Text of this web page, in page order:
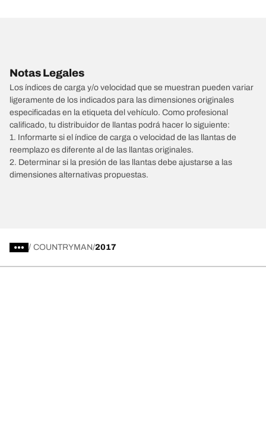
Notas Legales
Los índices de carga y/o velocidad que se muestran pueden variar
ligeramente de los indicados para las dimensiones originales
especificadas en la etiqueta del vehículo. Como profesional
calificado, tu distribuidor de llantas podrá hacer lo siguiente:
1. Informarte si el índice de carga o velocidad de las llantas de
reemplazo es diferente al de las llantas originales.
2. Determinar si la presión de las llantas debe ajustarse a las
dimensiones alternativas propuestas.
/ COUNTRYMAN 2017